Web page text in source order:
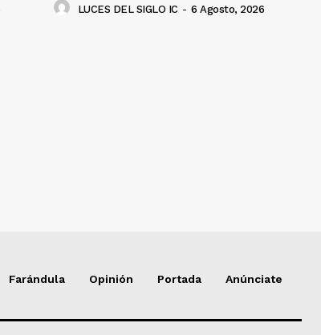
LUCES DEL SIGLO IC - 6 Agosto, 2026
Farándula Opinión Portada Anúnciate